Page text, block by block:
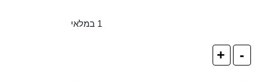
1 במלאי
-
+